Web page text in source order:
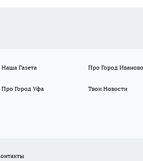
Наша Газета Про Город Иваново
Про Город Уфа Твои Новости